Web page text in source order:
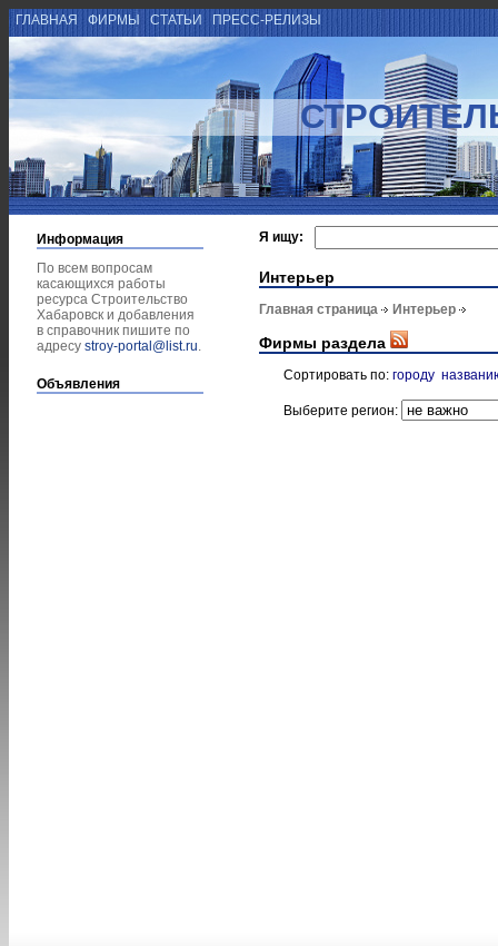
ГЛАВНАЯ ФИРМЫ СТАТЬИ ПРЕСС-РЕЛИЗЫ
Информация
По всем вопросам
касающихся работы
ресурса Строительство
Хабаровск и добавления
в справочник пишите по
адресу stroy-portal@list.ru.
Объявления
Я ищу:
Интерьер
Главная страница Интерьер
Фирмы раздела
Сортировать по: городу
Выберите регион: